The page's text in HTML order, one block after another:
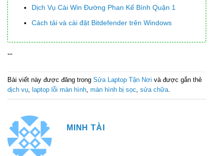
Dịch Vụ Cài Win Đường Phan Kế Bính Quận 1
Cách tải và cài đặt Bitdefender trên Windows
--
Bài viết này được đăng trong Sửa Laptop Tận Nơi và được gắn thẻ
dịch vụ, laptop lỗi màn hình, màn hình bị sọc, sửa chữa.
MINH TÀI